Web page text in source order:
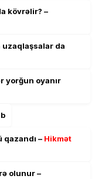
kövrəlir? –
da
yorğun oyanır
– Hikmət
olunur –